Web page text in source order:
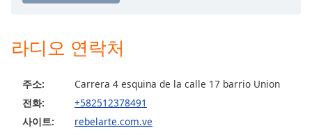
Opacity
Background
Color
라디오 연락처
주소:
Carrera 4 esquina de la calle 17 barrio Union
전화:
+582512378491
사이트:
rebelarte.com.ve